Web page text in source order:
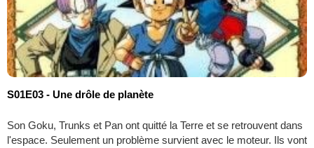
S01E03 - Une drôle de planète
Son Goku, Trunks et Pan ont quitté la Terre et se retrouvent dans
l'espace. Seulement un problème survient avec le moteur. Ils vont